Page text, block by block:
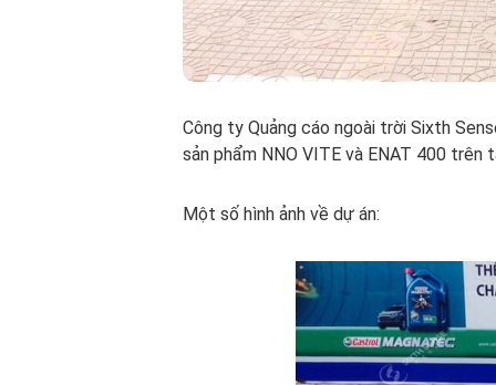
Công ty Quảng cáo ngoài trời Sixth
sản phẩm NNO VITE và ENAT 400 trên
Một số hình ảnh về dự án: